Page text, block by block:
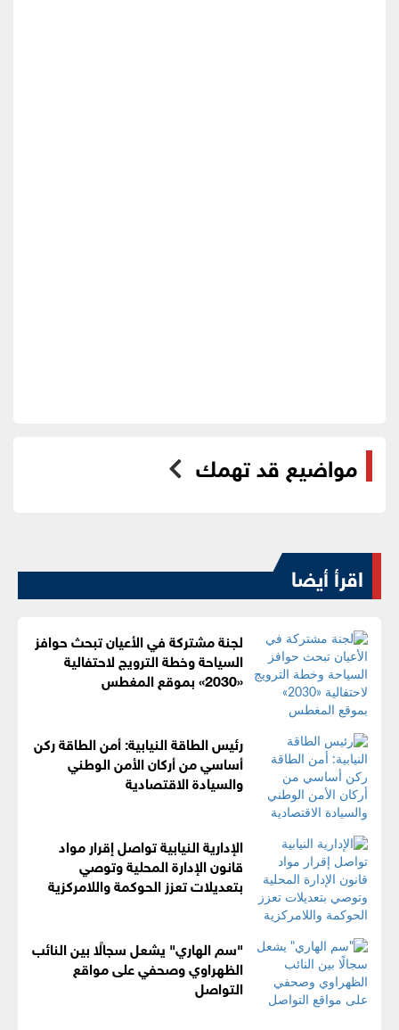
مواضيع قد تهمك
اقرأ أيضا
لجنة مشتركة في الأعيان تبحث حوافز
السياحة وخطة الترويج لاحتفالية
«2030» بموقع المغطس
رئيس الطاقة النيابية: أمن الطاقة ركن
أساسي من أركان الأمن الوطني
والسيادة الاقتصادية
الإدارية النيابية تواصل إقرار مواد
قانون الإدارة المحلية وتوصي
بتعديلات تعزز الحوكمة واللامركزية
"سم الهاري" يشعل سجالًا بين النائب
الظهراوي وصحفي على مواقع
التواصل